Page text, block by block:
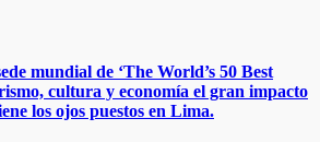
mundial de ‘The World’s 50 Best
cultura y economía el gran impacto
los ojos puestos en Lima.